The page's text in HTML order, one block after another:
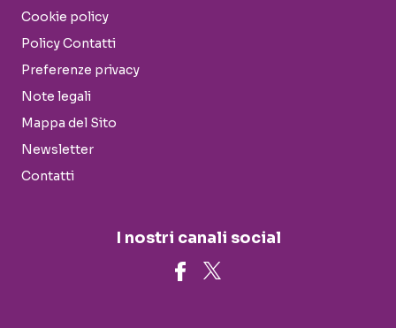
Cookie policy
Policy Contatti
Preferenze privacy
Note legali
Mappa del Sito
Newsletter
Contatti
I nostri canali social